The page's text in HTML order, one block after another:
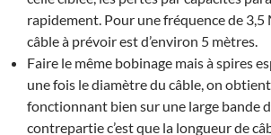
rapidement. Pour une fréquence de 3,5
câble à prévoir est d’environ 5 mètres.
Faire le même bobinage mais à spires
une fois le diamètre du câble, on
fonctionnant bien sur une large bande
contrepartie c’est que la longueur de